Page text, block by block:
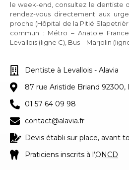
le week-end, consultez le dentiste
rendez-vous directement aux
proche (Hôpital de la Pitié
commun : Métro – Anatole
Levallois (ligne C), Bus – Marjolin
Dentiste à Levallois - Alavia
87 rue Aristide Briand 92300,
01 57 64 09 98
contact@alavia.fr
Devis établi sur place, avant
Praticiens inscrits à l’ONCD